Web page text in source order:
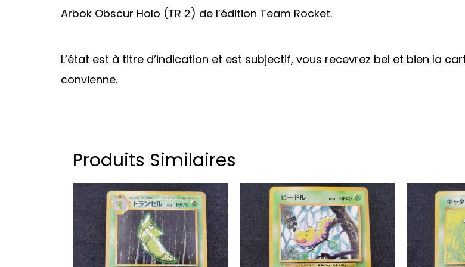
Arbok Obscur Holo (TR 2) de l’édition Team Rocket.
L’état est à titre d’indication et est subjectif, vous recevrez bel et bien la
convienne.
Produits Similaires